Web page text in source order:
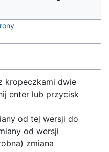
kropeczkami dwie
enter lub przycisk
od tej wersji do
od wersji
zmiana